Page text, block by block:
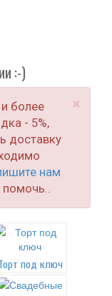
:-)
×
более
- 5%,
доставку
нам
помочь..
под ключ